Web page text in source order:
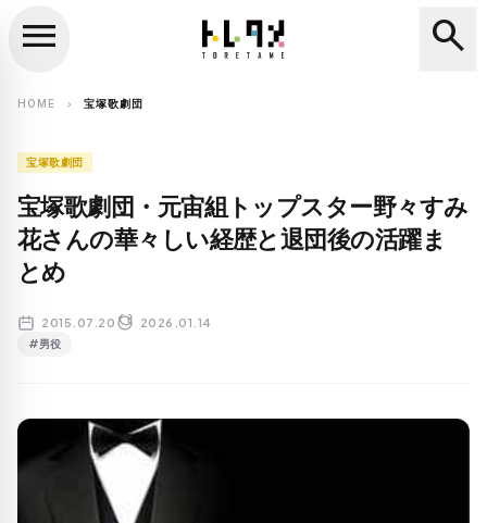
search
menu search
HOME chevron_right 宝塚歌劇団
宝塚歌劇団
宝塚歌劇団・元宙組トップスター野々すみ
花さんの華々しい経歴と退団後の活躍ま
とめ
2015.07.20 2026.01.14
#男役